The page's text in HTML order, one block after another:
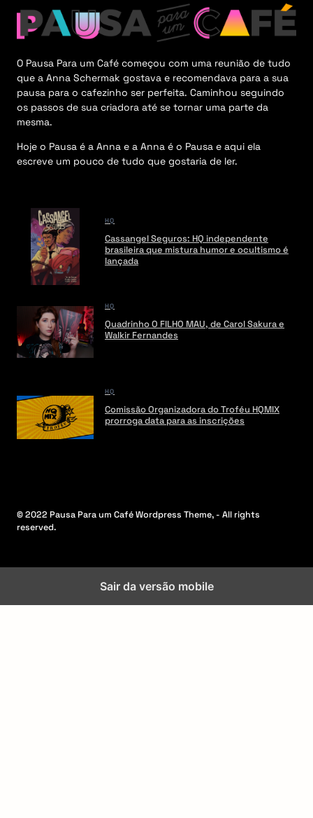
u
O Pausa Para um Café começou com uma reunião de tudo
que a Anna Schermak gostava e recomendava para a sua
pausa para o cafezinho ser perfeita. Caminhou seguindo
os passos de sua criadora até se tornar uma parte da
mesma.
Hoje o Pausa é a Anna e a Anna é o Pausa e aqui ela
escreve um pouco de tudo que gostaria de ler.
HQ
Cassangel Seguros: HQ independente
brasileira que mistura humor e ocultismo é
lançada
HQ
Quadrinho O FILHO MAU, de Carol Sakura e
Walkir Fernandes
HQ
Comissão Organizadora do Troféu HQMIX
prorroga data para as inscrições
© 2022 Pausa Para um Café Wordpress Theme, - All rights
reserved.
Sair da versão mobile